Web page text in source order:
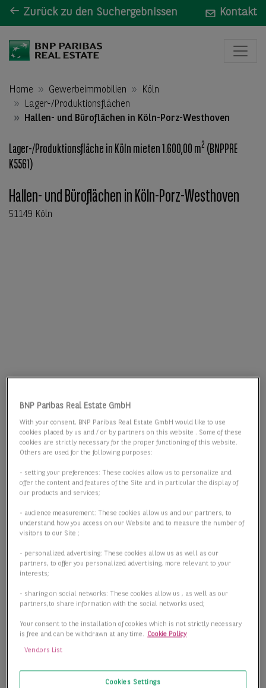
Zurück zu den Suchergebnissen Kontakt
Home Gewerbeimmobilien
Köln
Lager-/Produktionsflächen
Hallen- und Büroflächen in Köln-Porz-Westhoven
Lager-/Produktionsfläche in Köln mieten 1.600,00 m2 (BNPPRE
K5561)
Hallen- und Büroflächen in Köln-Porz-Westhoven
51149 Köln
BNP Paribas Real Estate GmbH
With your consent, BNP Paribas Real Estate GmbH would like to use
cookies placed by us and / or by partners on this website . Some of these
cookies are strictly necessary for the proper functioning of this website.
Others are used for the following purposes:
- setting your preferences: These cookies allow us to personalize and
offer the content and features of the Site and in particular the display of
our products and services;
- audience measurement: These cookies allow us and our partners, to
understand how you access on our Website and to measure the number of
visitors to our Site ;
- personalized advertising: These cookies allow us as well as our
partners, to offer you personalized advertising, more relevant to your
interests;
- sharing on social networks: These cookies allow us , as well as our
partners,to share information with the social networks used;
Your consent to the installation of cookies which is not strictly necessary
is free and can be withdrawn at any time. Cookie Policy
Vendors List
Cookies Settings